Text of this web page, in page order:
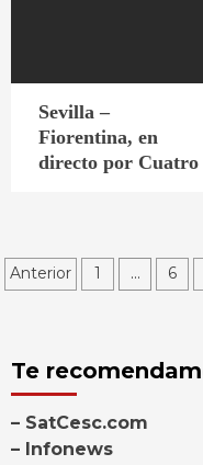
Sevilla –
Fiorentina, en
directo por Cuatro
Paginación
entradas
Anterior 1 … 6
Te
– SatCesc.com
– Infonews